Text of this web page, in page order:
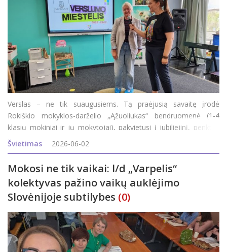
Verslas – ne tik suaugusiems. Tą praėjusią savaitę įrodė
Rokiškio mokyklos-darželio „Ąžuoliukas“ bendruomenė (1-4
klasių mokiniai ir jų mokytojai), pakvietusi į jubiliejinį, penktus
metus iš eilės pavasarį organizuojamą renginį „Verslumo
miestelis“. Jubil
Švietimas 2026-06-02
Mokosi ne tik vaikai: l/d „Varpelis“
kolektyvas pažino vaikų auklėjimo
Slovėnijoje subtilybes (0)